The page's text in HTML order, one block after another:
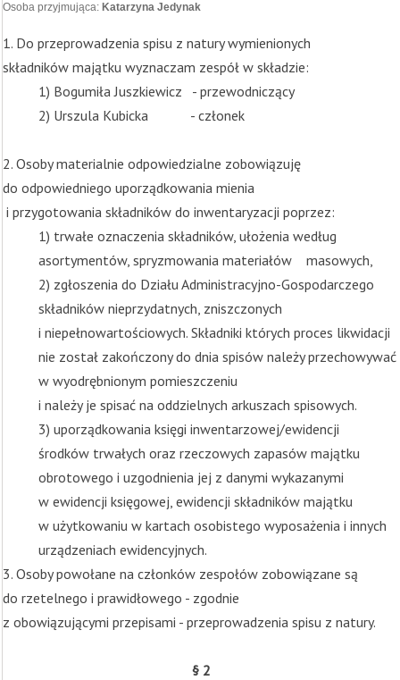
Osoba przyjmująca: Katarzyna Jedynak
1. Do przeprowadzenia spisu z natury wymienionych
składników majątku wyznaczam zespół w składzie:
1) Bogumiła Juszkiewicz
- przewodniczący
2) Urszula Kubicka
- członek
2. Osoby materialnie odpowiedzialne zobowiązuję
do odpowiedniego uporządkowania mienia
i przygotowania składników do inwentaryzacji poprzez:
1) trwałe oznaczenia składników, ułożenia według
asortymentów, spryzmowania materiałów masowych,
2) zgłoszenia do Działu Administracyjno-Gospodarczego
składników nieprzydatnych, zniszczonych
i niepełnowartościowych. Składniki których proces likwidacji
nie został zakończony do dnia spisów należy przechowywać
w wyodrębnionym pomieszczeniu
i należy je spisać na oddzielnych arkuszach spisowych.
3) uporządkowania księgi inwentarzowej/ewidencji
środków trwałych oraz rzeczowych zapasów majątku
obrotowego i uzgodnienia jej z danymi wykazanymi
w ewidencji księgowej, ewidencji składników majątku
w użytkowaniu w kartach osobistego wyposażenia i innych
urządzeniach ewidencyjnych.
3. Osoby powołane na członków zespołów zobowiązane są
do rzetelnego i prawidłowego - zgodnie
z obowiązującymi przepisami - przeprowadzenia spisu z natury.
§ 2